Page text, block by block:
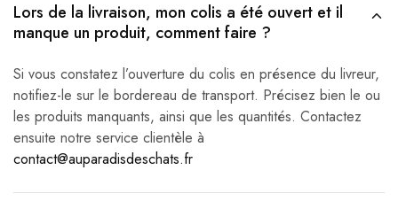
Lors de la livraison, mon colis a été ouvert et il
manque un produit, comment faire ?
Si vous constatez l’ouverture du colis en présence du livreur,
notifiez-le sur le bordereau de transport. Précisez bien le ou
les produits manquants, ainsi que les quantités. Contactez
ensuite notre service clientèle à
contact@auparadisdeschats.fr